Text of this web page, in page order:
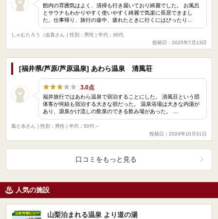
館内の雰囲気はよく、清掃も行き届いており綺麗でした。 お風呂
とサウナもわかりやすく使いやすく綺麗で気楽に長居できまし
た。仕事帰り、旅行の途中、疲れたときに行くにはぴったり…
しゃむたろう（迫真さん
| 性別：男性 | 年代：30代
投稿日：2025年7月13日
[福井県/芦原/芦原温泉] あわら温泉 清風荘
3.0点
福井旅行ではあわら温泉で宿泊することにした。 清風荘という団
体客が何組も宿泊する大きな宿だった。 温泉浴場は大きな内湯が
あり、源泉かけ流しの飲泉のできる飲み場があった。 …
風と水さん
| 性別：男性 | 年代：50代～
投稿日：2024年10月31日
口コミをもっと見る
人気の施設
山梨泊まれる温泉 より道の湯